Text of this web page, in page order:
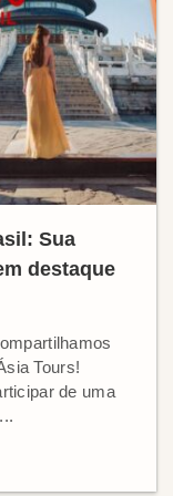
Sua
destaque
Tours!
de uma